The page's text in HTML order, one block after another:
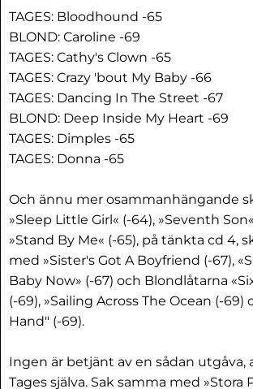
TAGES: Bloodhound -65
BLOND: Caroline -69
TAGES: Cathy's Clown -65
TAGES: Crazy 'bout My Baby -66
TAGES: Dancing In The Street -67
BLOND: Deep Inside My Heart -69
TAGES: Dimples -65
TAGES: Donna -65
Och ännu mer osammanhängande
»Sleep Little Girl« (-64), »Seventh
»Stand By Me« (-65), på tänkta cd 4,
med »Sister's Got A Boyfriend (-67),
Baby Now» (-67) och Blondlåtarna
(-69), »Sailing Across The Ocean (-69)
Hand" (-69).
Ingen är betjänt av en sådan utgåva,
Tages själva. Sak samma med »Stora